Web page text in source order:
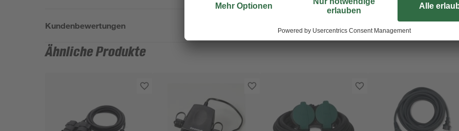
Kundenbewertungen
Ähnliche Produkte